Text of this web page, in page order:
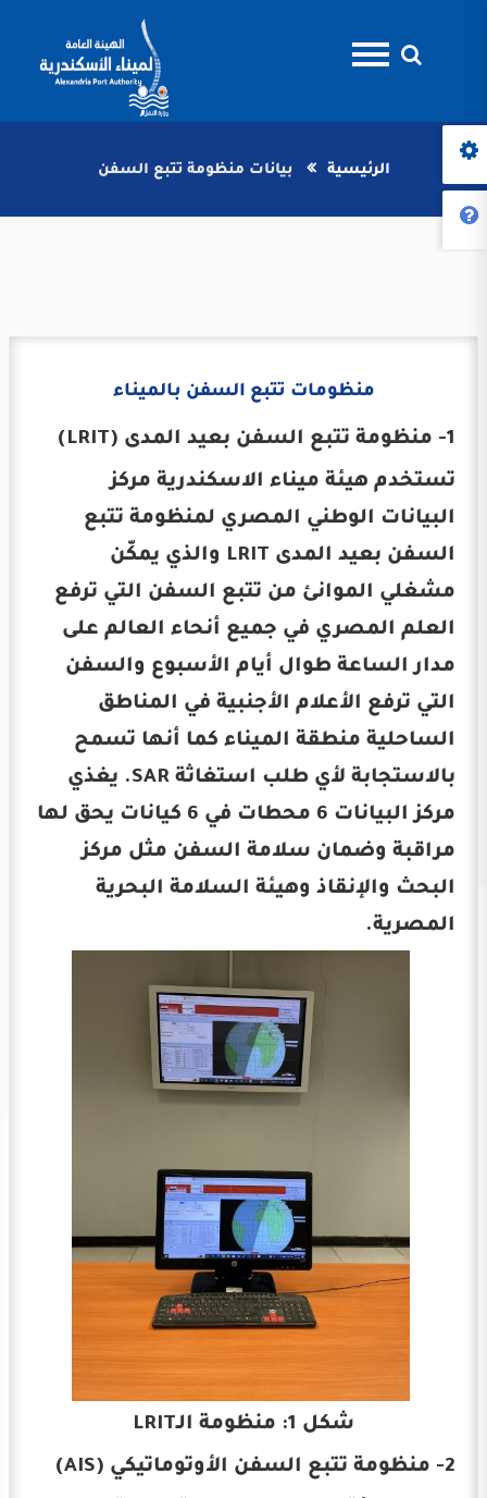
الرئيسية بيانات منظومة تتبع السفن
منظومات تتبع السفن بالميناء
1- منظومة تتبع السفن بعيد المدى (LRIT)
تستخدم هيئة ميناء الاسكندرية مركز
البيانات الوطني المصري لمنظومة تتبع
السفن بعيد المدى LRIT والذي يمكّن
مشغلي الموانئ من تتبع السفن التي ترفع
العلم المصري في جميع أنحاء العالم على
مدار الساعة طوال أيام الأسبوع والسفن
التي ترفع الأعلام الأجنبية في المناطق
الساحلية منطقة الميناء كما أنها تسمح
بالاستجابة لأي طلب استغاثة SAR. يغذي
مركز البيانات 6 محطات في 6 كيانات يحق لها
مراقبة وضمان سلامة السفن مثل مركز
البحث والإنقاذ وهيئة السلامة البحرية
المصرية.
شكل 1: منظومة الـLRIT
2- منظومة تتبع السفن الأوتوماتيكي (AIS)